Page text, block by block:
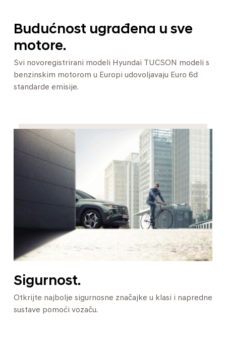
Budućnost ugrađena u sve
motore.
Svi novoregistrirani modeli Hyundai TUCSON modeli s
benzinskim motorom u Europi udovoljavaju Euro 6d
standarde emisije.
Sigurnost.
Otkrijte najbolje sigurnosne značajke u klasi i napredne
sustave pomoći vozaču.